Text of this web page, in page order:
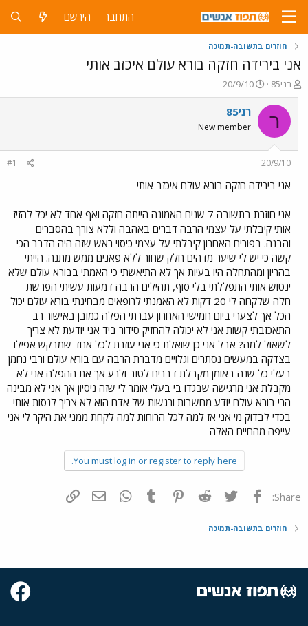
התחבר הירשם
חוזרים בתשובה-תמיכה
אני בירידה חזקה בורא עולם איכזב אותי
פ
ו
ת
ח
ה
ו
ש
א
רני85
פ
ו
ר
ר
20/9/10
ר רני85
New member
20/9/10
#1
אני בירידה חזקה בורא עולם איכזב אותי
אני חוזרת בתשובה 7 שנים האמונה הייתה חזקה ואף אחד לא יכל להזיז
אותי קיבלתי על עצמי הרבה דברים באהבה וללא צורך בהסברים
והבנה. בפורים האחרון קיבלתי על עצמי כיסוי ראש שזה היה הדבר הכי
קשה כי יש לי שיער מדהים חלק שחור ללא פאנים ממש מתנה. הייתי
בהריון ומהתחלה היו בעיות אך לא התיאשתי כי האמתי בבורא עולם שלא
ינטוש אותי התפללתי בלי סוף, תהילים הרבה דמעות עשיתי הפרשת
חלה שלקחה לי 20 דקות לא האמנתי לרופאים מבחינתי בורא עולם יכול
הכל אך לצערי ביום חמישי האחרון עברתי הפלה כמובן באישור רב
התאכזבתי קשות אני לא יכולה להחזיק סידור ביד אני יודעת לא צריך
לשאול למה? אבל אני כן שואלת כי אני עוזרת לכל אחד שמבקש אפילו
בצדקה במעשים נסתרים וגלויים מדברת הרבה עם בורא עולם ורבי נחמן
בעלי כל שנה באומן מקבלת דברים לטוב ולרע אך את ההפלה אני לא
מקבלת אני מרגישה שבגדו בי בעלי אומר לי שזה ניסיון אך אני לא מבינה
הרי בורא עולם יודע מחשבות ורגשות של אדם הוא לא צריך לנסות אותי
בכדי לבדוק מי אני אז למה לכל הרוחות למה לקחת ממני את היקר לי אני
עייפה מהחיים האלה
You must log in or register to reply here.
Share: פייסבוק Twitter
Reddit
Pinterest
Tumblr
WhatsAppדואר אלקטרוני
חוזרים בתשובה-תמיכה